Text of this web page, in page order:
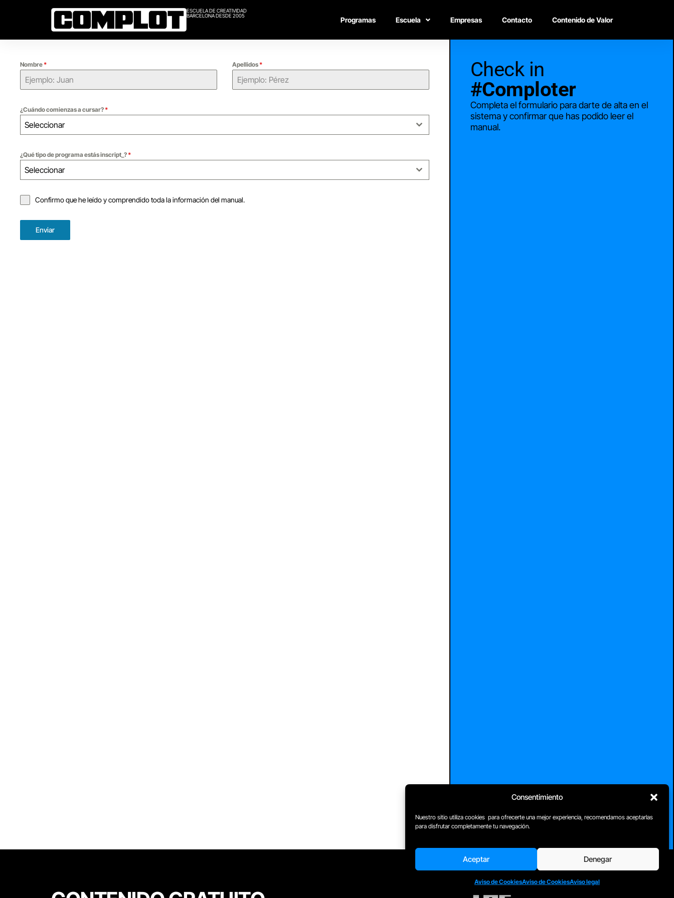
Consentimiento
Nuestro sitio utiliza cookies para ofrecerte una mejor experiencia, recomendamos aceptarlas
para disfrutar completamente tu navegación.
Aceptar Denegar
Aviso de CookiesAviso de CookiesAviso legal
ESCUELA DE CREATIVIDAD
BARCELONA DESDE 2005
Programas Escuela Empresas Contacto Contenido de Valor
Nombre * Apellidos *
¿Cuándo comienzas a cursar? *
Seleccionar
¿Qué tipo de programa estás inscript_? *
Seleccionar
Confirmo que he leído y comprendido toda la información del manual.
Enviar
Check in
#Comploter
Completa el formulario para darte de alta en el
sistema y confirmar que has podido leer el
manual.